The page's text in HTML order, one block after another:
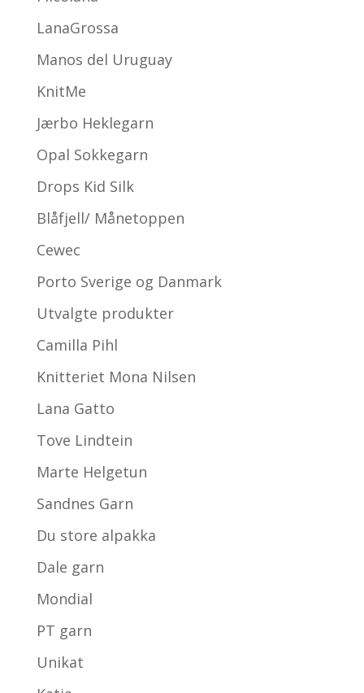
LanaGrossa
Manos del Uruguay
KnitMe
Jærbo Heklegarn
Opal Sokkegarn
Drops Kid Silk
Blåfjell/ Månetoppen
Cewec
Porto Sverige og Danmark
Utvalgte produkter
Camilla Pihl
Knitteriet Mona Nilsen
Lana Gatto
Tove Lindtein
Marte Helgetun
Sandnes Garn
Du store alpakka
Dale garn
Mondial
PT garn
Unikat